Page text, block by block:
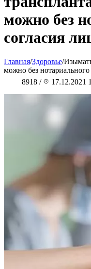
можно без
согласия
Главная/Здоровье/
можно без нотариального
8918 / 17.12.2021